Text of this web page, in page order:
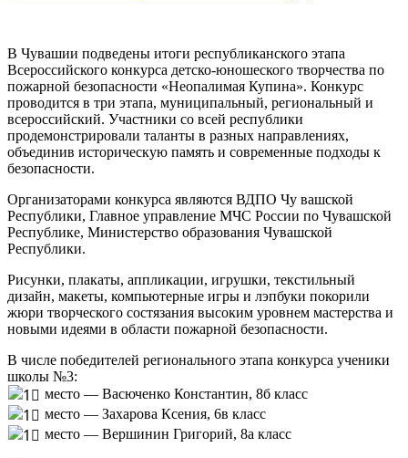
ТАЛАНТЫ
В Чувашии подведены итоги республиканского этапа
Всероссийского конкурса детско-юношеского творчества по
пожарной безопасности «Неопалимая Купина». Конкурс
проводится в три этапа, муниципальный, региональный и
всероссийский. Участники со всей республики
продемонстрировали таланты в разных направлениях,
объединив историческую память и современные подходы к
безопасности.
Организаторами конкурса являются ВДПО Чу вашской
Республики, Главное управление МЧС России по Чувашской
Республике, Министерство образования Чувашской
Республики.
Рисунки, плакаты, аппликации, игрушки, текстильный
дизайн, макеты, компьютерные игры и лэпбуки покорили
жюри творческого состязания высоким уровнем мастерства и
новыми идеями в области пожарной безопасности.
В числе победителей регионального этапа конкурса ученики
школы №3:
место — Васюченко Константин, 8б класс
место — Захарова Ксения, 6в класс
место — Вершинин Григорий, 8а класс